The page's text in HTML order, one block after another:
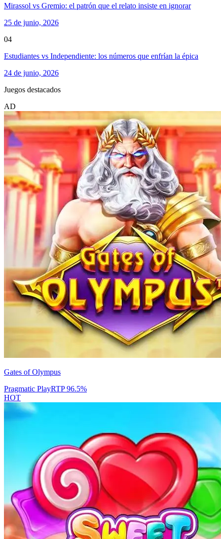
Mirassol vs Gremio: el patrón que el relato insiste en ignorar
25 de junio, 2026
04
Estudiantes vs Independiente: los números que enfrían la épica
24 de junio, 2026
Juegos destacados
AD
Gates of Olympus
Pragmatic PlayRTP96.5%
HOT